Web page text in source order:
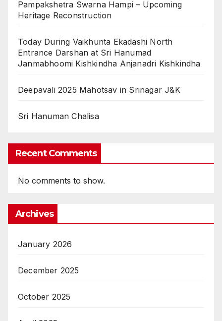
Pampakshetra Swarna Hampi – Upcoming
Heritage Reconstruction
Today During Vaikhunta Ekadashi North
Entrance Darshan at Sri Hanumad
Janmabhoomi Kishkindha Anjanadri Kishkindha
Deepavali 2025 Mahotsav in Srinagar J&K
Sri Hanuman Chalisa
Recent Comments
No comments to show.
Archives
January 2026
December 2025
October 2025